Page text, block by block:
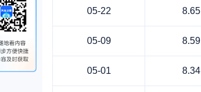
05-22 8.65
05-09 8.59
05-01 8.34